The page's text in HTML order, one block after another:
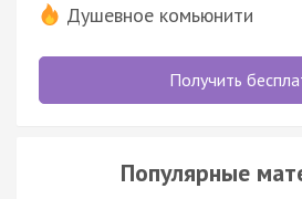
Душевное комьюнити
Получить
Популярные